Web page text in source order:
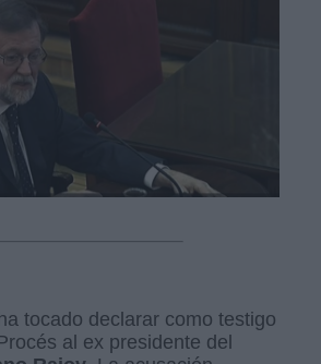
tocado declarar como testigo
al ex presidente del